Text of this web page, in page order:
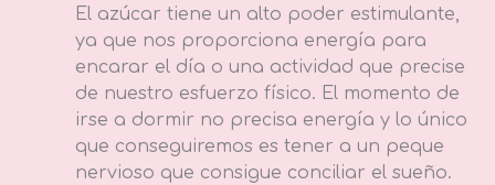
El azúcar tiene un alto poder estimulante,
ya que nos proporciona energía para
encarar el día o una actividad que precise
de nuestro esfuerzo físico. El momento de
irse a dormir no precisa energía y lo único
que conseguiremos es tener a un peque
nervioso que consigue conciliar el sueño.